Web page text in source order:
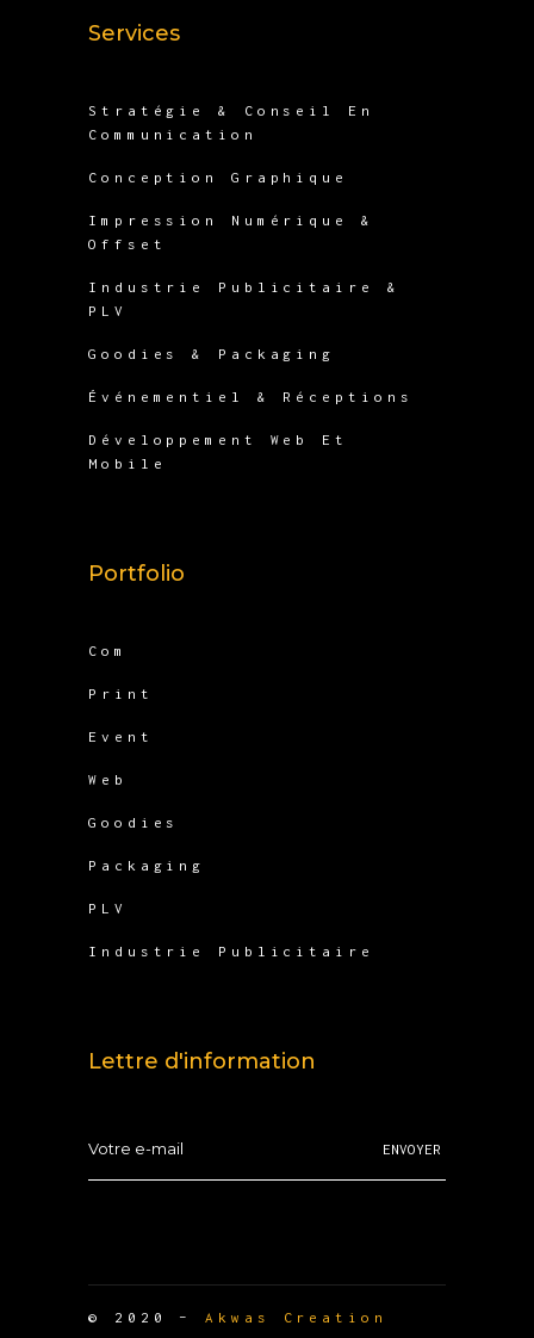
Services
Stratégie & Conseil En
Communication
Conception Graphique
Impression Numérique &
Offset
Industrie Publicitaire &
PLV
Goodies & Packaging
Événementiel & Réceptions
Développement Web Et
Mobile
Portfolio
Com
Print
Event
Web
Goodies
Packaging
PLV
Industrie Publicitaire
Lettre d'information
ENVOYER
© 2020 –Akwas Creation